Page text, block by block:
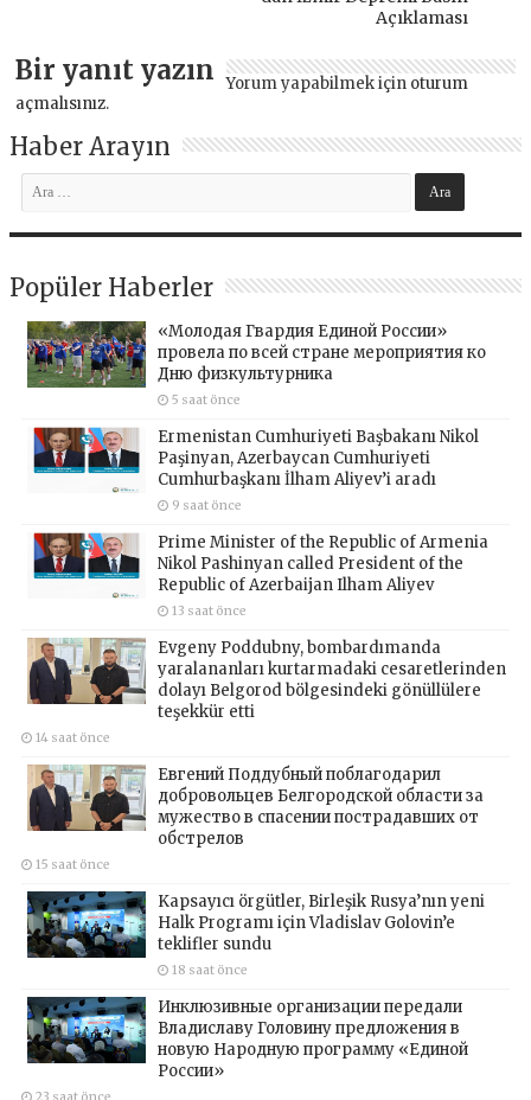
Açıklaması
Bir yanıt yazın Yorum yapabilmek için oturum
açmalısınız.
Haber Arayın
Popüler Haberler
«Молодая Гвардия Единой России»
провела по всей стране мероприятия ко
Дню физкультурника
5 saat önce
Ermenistan Cumhuriyeti Başbakanı Nikol
Paşinyan, Azerbaycan Cumhuriyeti
Cumhurbaşkanı İlham Aliyev’i aradı
9 saat önce
Prime Minister of the Republic of Armenia
Nikol Pashinyan called President of the
Republic of Azerbaijan Ilham Aliyev
13 saat önce
Evgeny Poddubny, bombardımanda
yaralananları kurtarmadaki cesaretlerinden
dolayı Belgorod bölgesindeki gönüllülere
teşekkür etti
14 saat önce
Евгений Поддубный поблагодарил
добровольцев Белгородской области за
мужество в спасении пострадавших от
обстрелов
15 saat önce
Kapsayıcı örgütler, Birleşik Rusya’nın yeni
Halk Programı için Vladislav Golovin’e
teklifler sundu
18 saat önce
Инклюзивные организации передали
Владиславу Головину предложения в
новую Народную программу «Единой
России»
23 saat önce